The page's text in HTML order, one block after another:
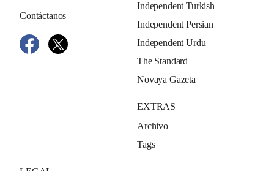
Contáctanos
Independent Turkish
Independent Persian
Independent Urdu
The Standard
Novaya Gazeta
EXTRAS
Archivo
Tags